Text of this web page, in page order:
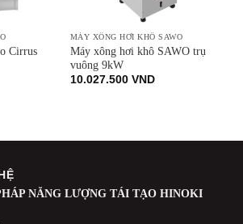
Cirrus
MÁY XÔNG HƠI KHÔ SAWO
Máy xông hơi khô SAWO trụ
vuông 9kW
10.027.500 VND
NĂNG LƯỢNG TÁI TẠO HINOKI